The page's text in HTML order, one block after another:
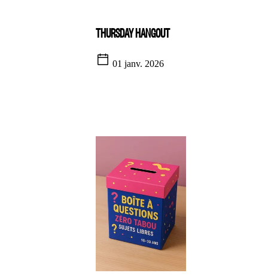
THURSDAY HANGOUT
01 janv. 2026